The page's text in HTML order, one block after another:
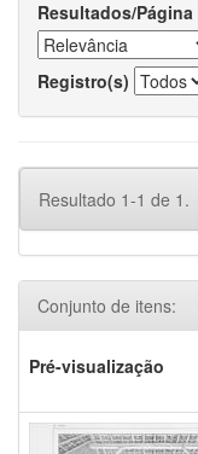
Resultados/Página
Registro(s)
Resultado 1-1 de 1.
Conjunto de itens:
Pré-visualização